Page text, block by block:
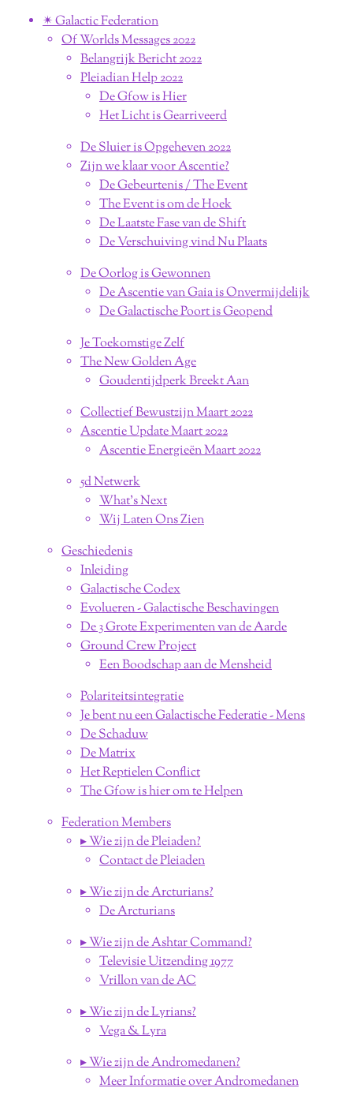
✴︎ Galactic Federation
Of Worlds Messages 2022
Belangrijk Bericht 2022
Pleiadian Help 2022
De Gfow is Hier
Het Licht is Gearriveerd
De Sluier is Opgeheven 2022
Zijn we klaar voor Ascentie?
De Gebeurtenis / The Event
The Event is om de Hoek
De Laatste Fase van de Shift
De Verschuiving vind Nu Plaats
De Oorlog is Gewonnen
De Ascentie van Gaia is Onvermijdelijk
De Galactische Poort is Geopend
Je Toekomstige Zelf
The New Golden Age
Goudentijdperk Breekt Aan
Collectief Bewustzijn Maart 2022
Ascentie Update Maart 2022
Ascentie Energieën Maart 2022
5d Netwerk
What's Next
Wij Laten Ons Zien
Geschiedenis
Inleiding
Galactische Codex
Evolueren - Galactische Beschavingen
De 3 Grote Experimenten van de Aarde
Ground Crew Project
Een Boodschap aan de Mensheid
Polariteitsintegratie
Je bent nu een Galactische Federatie - Mens
De Schaduw
De Matrix
Het Reptielen Conflict
The Gfow is hier om te Helpen
Federation Members
▸ Wie zijn de Pleiaden?
Contact de Pleiaden
▸ Wie zijn de Arcturians?
De Arcturians
▸ Wie zijn de Ashtar Command?
Televisie Uitzending 1977
Vrillon van de AC
▸ Wie zijn de Lyrians?
Vega & Lyra
▸ Wie zijn de Andromedanen?
Meer Informatie over Andromedanen